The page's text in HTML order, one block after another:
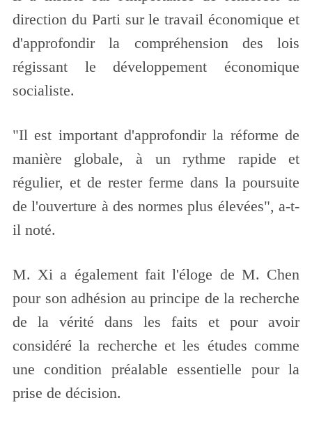
direction du Parti sur le travail économique et
d'approfondir la compréhension des lois
régissant le développement économique
socialiste.
"Il est important d'approfondir la réforme de
manière globale, à un rythme rapide et
régulier, et de rester ferme dans la poursuite
de l'ouverture à des normes plus élevées", a-t-
il noté.
M. Xi a également fait l'éloge de M. Chen
pour son adhésion au principe de la recherche
de la vérité dans les faits et pour avoir
considéré la recherche et les études comme
une condition préalable essentielle pour la
prise de décision.